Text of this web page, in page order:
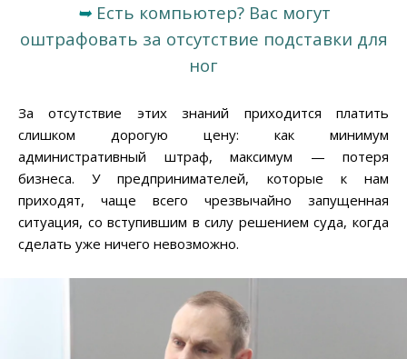
➥ Есть компьютер? Вас могут
оштрафовать за отсутствие подставки для
ног
За отсутствие этих знаний приходится платить
слишком дорогую цену: как минимум
административный штраф, максимум — потеря
бизнеса. У предпринимателей, которые к нам
приходят, чаще всего чрезвычайно запущенная
ситуация, со вступившим в силу решением суда, когда
сделать уже ничего невозможно.